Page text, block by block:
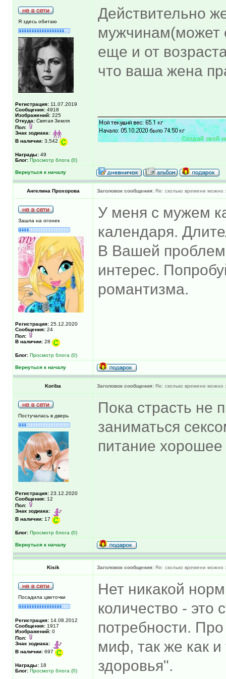
Я здесь обитаю
Регистрация: 11.07.2019
Сообщения: 4918
Изображений: 225
Откуда: Святая Земля
Пол:
Знак зодиака:
В наличии: 3,542
Награды: 49
Блог: Просмотр блога (0)
Действительно
мужчинам(может
еще и от
что ваша жена
Вернуться к началу
Ангелина Прохорова Заголовок сообщения: Re: сколько времени можно
Зашла на огонек
Регистрация: 25.12.2020
Сообщения: 24
Пол:
В наличии: 28
Блог: Просмотр блога (0)
У меня с мужем
календаря.
В Вашей
интерес.
романтизма.
Вернуться к началу
Koriba Заголовок сообщения: Re: сколько времени можно
Постучалась в дверь
Регистрация: 23.12.2020
Сообщения: 12
Пол:
Знак зодиака:
В наличии: 17
Блог: Просмотр блога (0)
Пока страсть не
заниматься
питание
Вернуться к началу
Kisik Заголовок сообщения: Re: сколько времени можно
Посадила цветочки
Регистрация: 14.08.2012
Сообщения: 1917
Изображений: 0
Пол:
Знак зодиака:
В наличии: 697
Награды: 18
Блог: Просмотр блога (0)
Нет никакой
количество - это
потребности.
миф, так же как
здоровья".